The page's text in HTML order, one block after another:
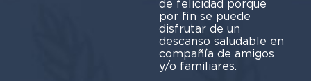
de felicidad porque
por fin se puede
disfrutar de un
descanso saludable en
compañía de amigos
y/o familiares.